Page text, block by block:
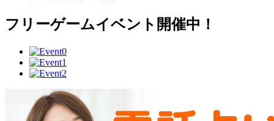
フリーゲームイベント開催中！